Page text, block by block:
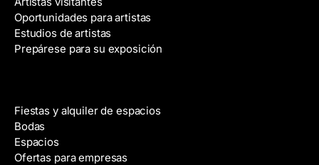
Oportunidades para artistas
Estudios de artistas
Prepárese para su exposición
Fiestas y alquiler de espacios
Bodas
Espacios
Ofertas para empresas